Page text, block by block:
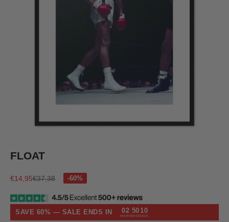
FLOAT
Precio de oferta
€14,95Precio normal
€37,38
SAVE 60% — SALE ENDS IN 02
HOURS
50
MINS
09
SECS